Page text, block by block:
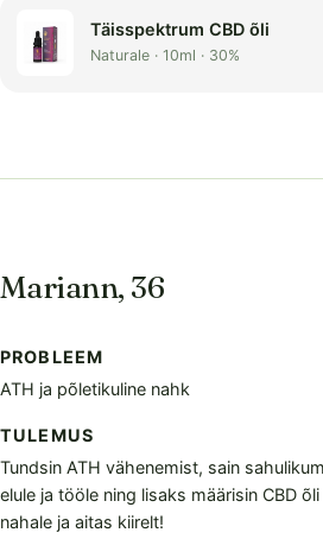
Täisspektrum CBD õli
Naturale · 10ml · 30%
Mariann, 36
PROBLEEM
ATH ja põletikuline nahk
TULEMUS
Tundsin ATH vähenemist, sain
elule ja tööle ning lisaks määrisin CBD
nahale ja aitas kiirelt!